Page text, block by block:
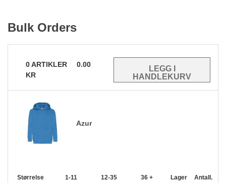
Bulk Orders
0ARTIKLER
0.00
KR
Azur
Størrelse 1-11 12-35 36 + Lager Antall.